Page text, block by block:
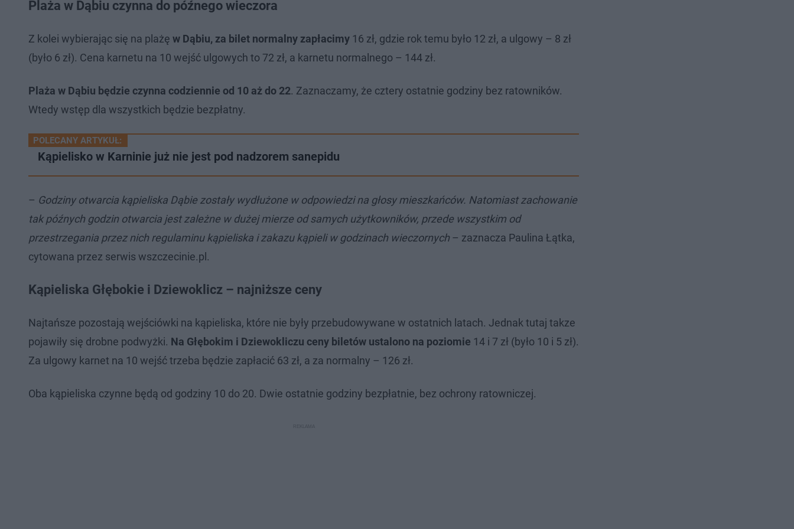
Plaża w Dąbiu czynna do późnego wieczora
Z kolei wybierając się na plażę w Dąbiu, za bilet normalny zapłacimy 16 zł, gdzie rok temu było 12 zł, a ulgowy – 8 zł
(było 6 zł). Cena karnetu na 10 wejść ulgowych to 72 zł, a karnetu normalnego – 144 zł.
Plaża w Dąbiu będzie czynna codziennie od 10 aż do 22. Zaznaczamy, że cztery ostatnie godziny bez ratowników.
Wtedy wstęp dla wszystkich będzie bezpłatny.
POLECANY ARTYKUŁ:
Kąpielisko w Karninie już nie jest pod nadzorem sanepidu
– Godziny otwarcia kąpieliska Dąbie zostały wydłużone w odpowiedzi na głosy mieszkańców. Natomiast zachowanie
tak późnych godzin otwarcia jest zależne w dużej mierze od samych użytkowników, przede wszystkim od
przestrzegania przez nich regulaminu kąpieliska i zakazu kąpieli w godzinach wieczornych – zaznacza Paulina Łątka,
cytowana przez serwis wszczecinie.pl.
Kąpieliska Głębokie i Dziewoklicz – najniższe ceny
Najtańsze pozostają wejściówki na kąpieliska, które nie były przebudowywane w ostatnich latach. Jednak tutaj takze
pojawiły się drobne podwyżki. Na Głębokim i Dziewokliczu ceny biletów ustalono na poziomie 14 i 7 zł (było 10 i 5 zł).
Za ulgowy karnet na 10 wejść trzeba będzie zapłacić 63 zł, a za normalny – 126 zł.
Oba kąpieliska czynne będą od godziny 10 do 20. Dwie ostatnie godziny bezpłatnie, bez ochrony ratowniczej.